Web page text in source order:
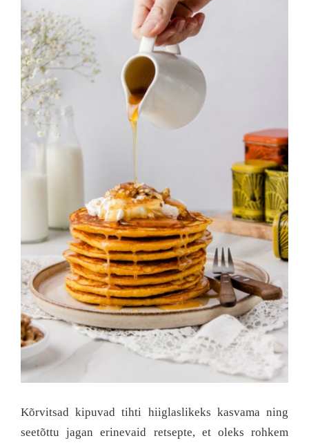
Kõrvitsad kipuvad tihti hiiglaslikeks kasvama ning
seetõttu jagan erinevaid retsepte, et oleks rohkem